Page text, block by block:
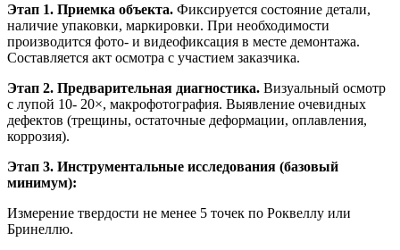
Этап 1. Приемка объекта. Фиксируется состояние детали,
наличие упаковки, маркировки. При необходимости
производится фото- и видеофиксация в месте демонтажа.
Составляется акт осмотра с участием заказчика.
Этап 2. Предварительная диагностика. Визуальный осмотр
с лупой 10- 20×, макрофотография. Выявление очевидных
дефектов (трещины, остаточные деформации, оплавления,
коррозия).
Этап 3. Инструментальные исследования (базовый
минимум):
Измерение твердости не менее 5 точек по Роквеллу или
Бринеллю.